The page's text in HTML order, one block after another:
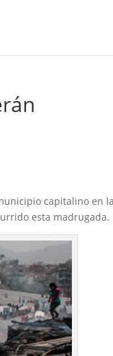
capitalino en
esta madrugada.